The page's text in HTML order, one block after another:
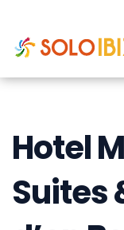
Hotel
Suites